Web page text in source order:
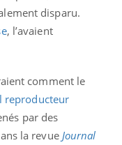
disparu.
, l’avaient
comment le
reproducteur
par des
la revue Journal